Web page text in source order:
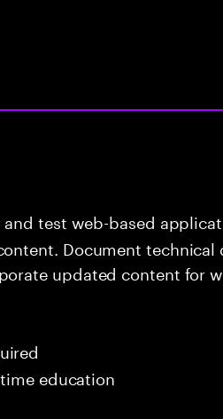
test web-based
Document technical
updated content for
education